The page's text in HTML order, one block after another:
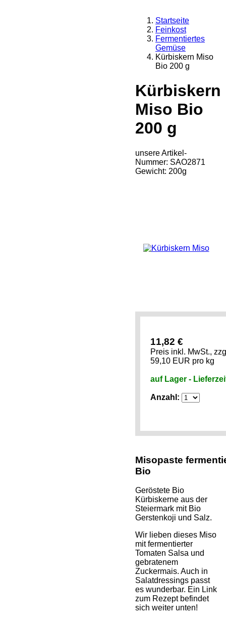
Startseite
Feinkost
Fermentiertes
Gemüse
Kürbiskern Miso
Bio 200 g
Kürbiskern
Miso Bio
200 g
unsere Artikel-
Nummer: SAO2871
Gewicht: 200g
11,82 €
Preis inkl. MwSt.,
59,10 EUR pro kg
auf Lager -
Anzahl:
Misopaste
Bio
Geröstete Bio
Kürbiskerne aus der
Steiermark mit Bio
Gerstenkoji und Salz.
Wir lieben dieses Miso
mit fermentierter
Tomaten Salsa und
gebratenem
Zuckermais. Auch in
Salatdressings passt
es wunderbar. Ein Link
zum Rezept befindet
sich weiter unten!